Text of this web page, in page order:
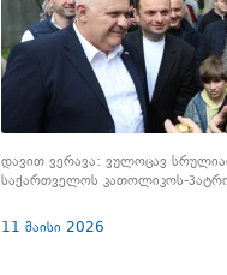
დავით ვერავა: ვულოცავ
საქართველოს კათოლიკოს-
11 მაისი 2026